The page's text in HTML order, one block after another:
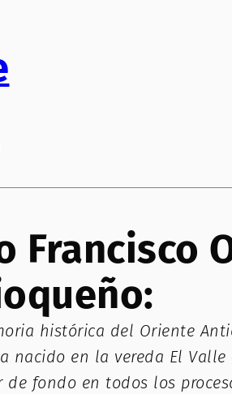
Francisco
histórica del Oriente
nacido en la vereda El
fondo en todos los